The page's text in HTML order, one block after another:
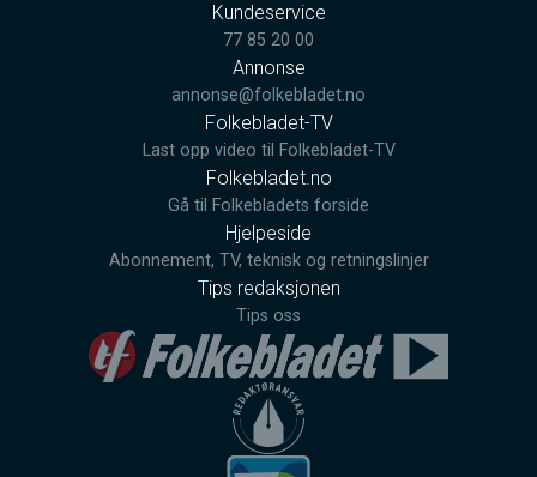
Kundeservice
77 85 20 00
Annonse
annonse@folkebladet.no
Folkebladet-TV
Last opp video til Folkebladet-TV
Folkebladet.no
Gå til Folkebladets forside
Hjelpeside
Abonnement, TV, teknisk og retningslinjer
Tips redaksjonen
Tips oss